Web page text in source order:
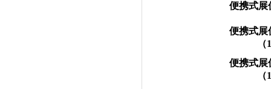
便携式展
便携式展
（
便携式展
（